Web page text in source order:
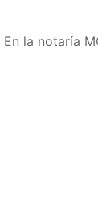
la notaría